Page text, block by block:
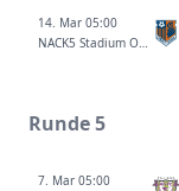
14. Mar 05:00
NACK5 Stadium Omiya
Runde 5
7. Mar 05:00